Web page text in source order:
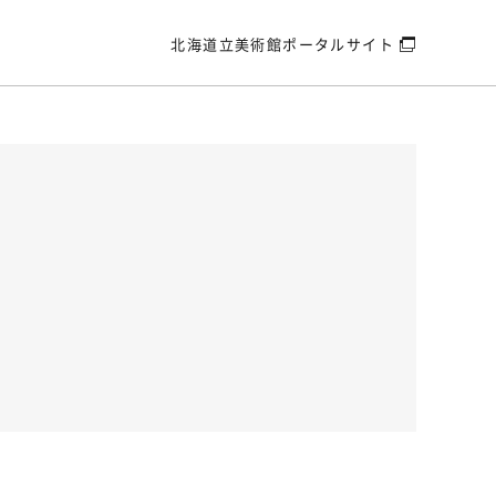
北海道立美術館ポータルサイト